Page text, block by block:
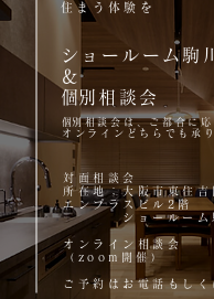
住まう体験を
ショールーム駒
＆
​個別相談会
個別相談会は、ご都合に
オンラインどちらでも承
対面相談会
所在地；大阪市東住
エンプラスビル2階
ショールーム駒
オンライン相談会
（zoom開催）
ご予約はお電話もしく